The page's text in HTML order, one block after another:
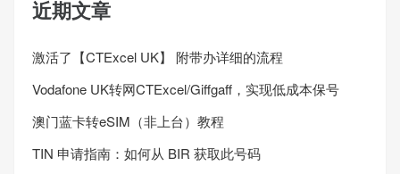
近期文章
激活了【CTExcel UK】 附带办详细的流程
Vodafone UK转网CTExcel/Giffgaff，实现低成本保号
澳门蓝卡转eSIM（非上台）教程
TIN 申请指南：如何从 BIR 获取此号码